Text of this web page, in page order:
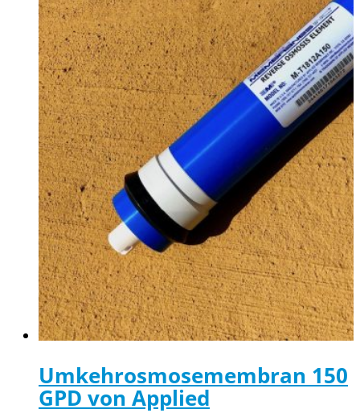
Umkehrosmosemembran 150
GPD von Applied